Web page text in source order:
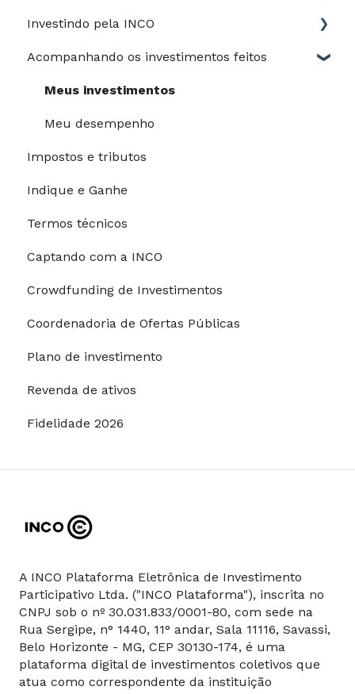
Jurídico
Investindo pela INCO
Perfil de risco
Guia do Investidor
Depósitos e saques
Processo de investimento
Modalidades de pagamento
Riscos e garantias
Restrições para investimentos
Acompanhando os investimentos feitos
Meus investimentos
Meu desempenho
Impostos e tributos
Indique e Ganhe
Termos técnicos
Captando com a INCO
Crowdfunding de Investimentos
Coordenadoria de Ofertas Públicas
Plano de investimento
Revenda de ativos
Fidelidade 2026
A INCO Plataforma Eletrônica de Investimento
Participativo Ltda. ("INCO Plataforma"), inscrita no
CNPJ sob o nº 30.031.833/0001-80, com sede na
Rua Sergipe, n° 1440, 11° andar, Sala 11116, Savassi,
Belo Horizonte - MG, CEP 30130-174, é uma
plataforma digital de investimentos coletivos que
atua como correspondente da instituição